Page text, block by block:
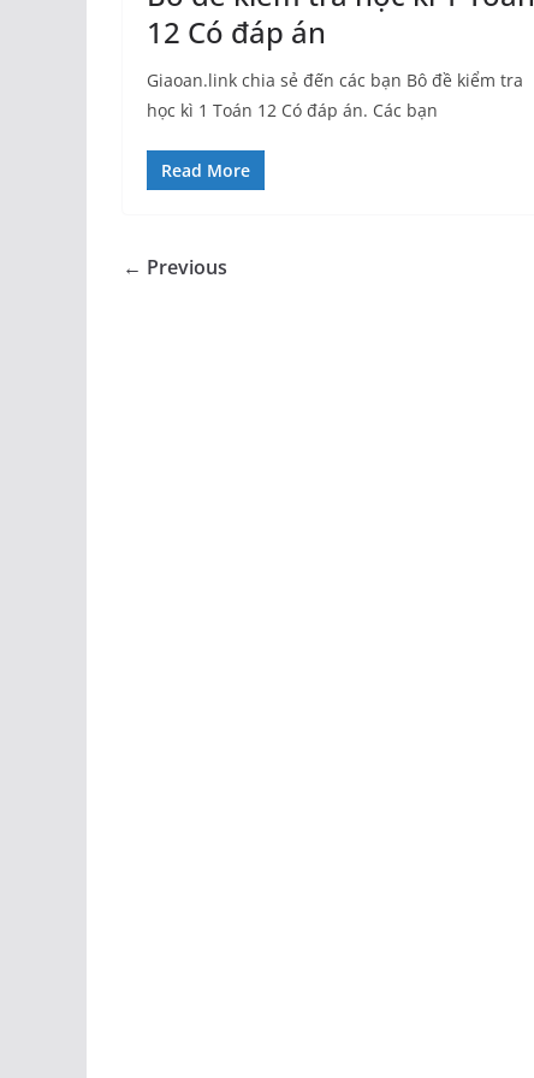
12 Có đáp án
Giaoan.link chia sẻ đến các bạn Bô đề kiểm tra
học kì 1 Toán 12 Có đáp án. Các bạn
Read More
← Previous